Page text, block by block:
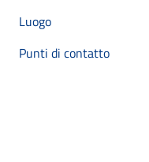
Luogo
Punti di contatto